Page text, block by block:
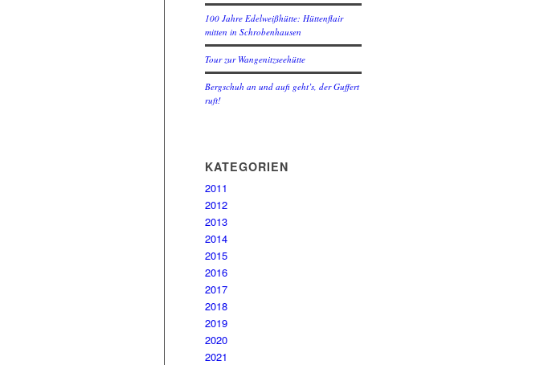
100 Jahre Edelweißhütte: Hüttenflair
mitten in Schrobenhausen
Tour zur Wangenitzseehütte
Bergschuh an und aufi geht’s, der Guffert
ruft!
KATEGORIEN
2011
2012
2013
2014
2015
2016
2017
2018
2019
2020
2021